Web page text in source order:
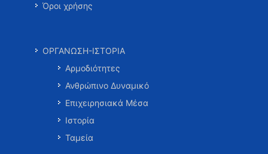
Όροι χρήσης
ΟΡΓΑΝΩΣΗ-ΙΣΤΟΡΙΑ
Αρμοδιότητες
Ανθρώπινο Δυναμικό
Επιχειρησιακά Μέσα
Ιστορία
Ταμεία